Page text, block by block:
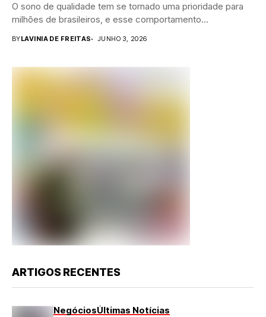
O sono de qualidade tem se tornado uma prioridade para
milhões de brasileiros, e esse comportamento...
BYLAVINIA DE FREITAS JUNHO 3, 2026
ARTIGOS RECENTES
NegóciosÚltimas Notícias